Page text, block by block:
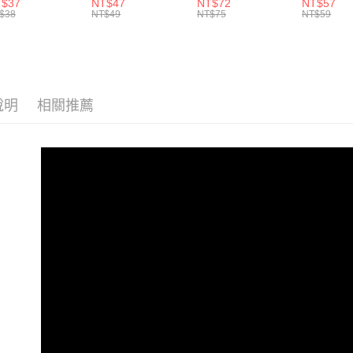
NT$47
NT$49
NT$72
NT$75
NT$57
NT$59
明 相關推薦